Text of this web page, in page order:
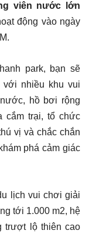
viên nước lớn
động vào ngày
park, bạn sẽ
với nhiều khu vui
hồ bơi rộng
cắm trại, tổ chức
vị và chắc chắn
phá cảm giác
lịch vui chơi giải
tới 1.000 m2, hệ
trượt lộ thiên cao